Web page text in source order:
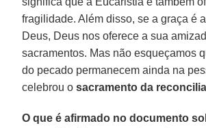
fragilidade. Além disso, se a graça é
Deus, Deus nos oferece a sua
sacramentos. Mas não esqueçamos
do pecado permanecem ainda na
celebrou o sacramento da
O que é afirmado no documento